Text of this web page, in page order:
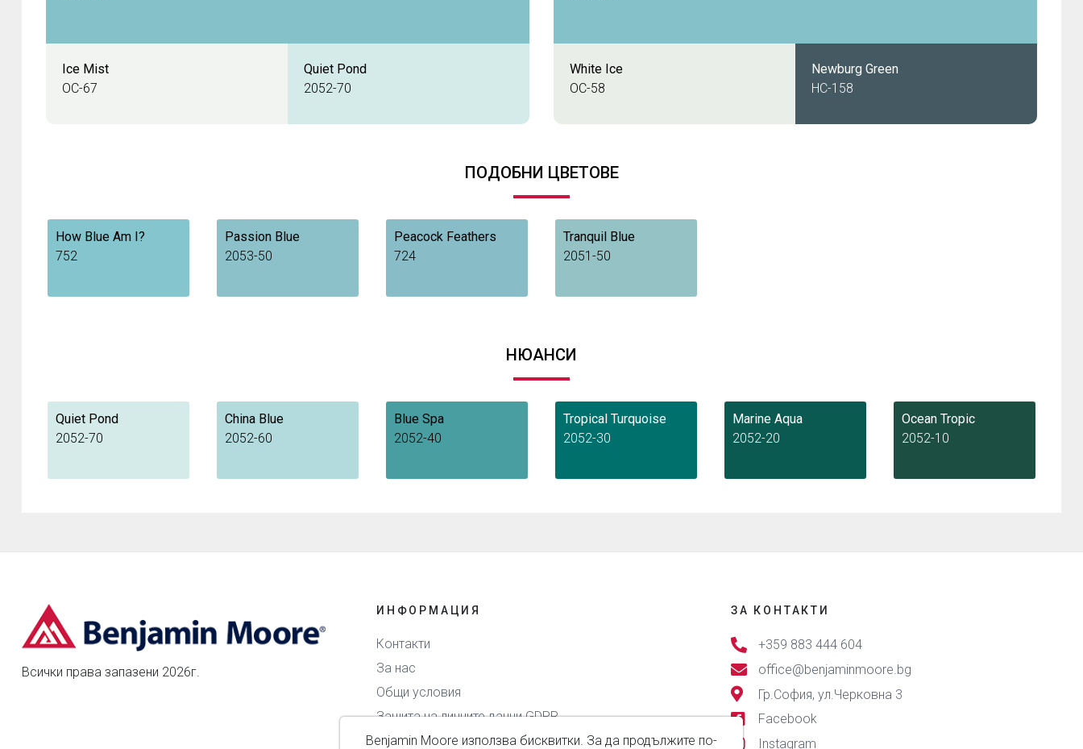
Ice Mist
OC-67
Quiet Pond
2052-70
White Ice
OC-58
Newburg Green
HC-158
ПОДОБНИ ЦВЕТОВЕ
How Blue Am I?
752
Passion Blue
2053-50
Peacock Feathers
724
Tranquil Blue
2051-50
НЮАНСИ
Quiet Pond
2052-70
China Blue
2052-60
Blue Spa
2052-40
Tropical Turquoise
2052-30
Marine Aqua
2052-20
Ocean Tropic
2052-10
Benjamin Moore използва бисквитки. За да продължите по-
Всички права запазени 2026г.
ИНФОРМАЦИЯ
Контакти
За нас
Общи условия
Защита на личните данни GDPR
Доставка и плащане
ЗА КОНТАКТИ
+359 883 444 604
office@benjaminmoore.bg
Гр.София, ул.Черковна 3
Facebook
Instagram